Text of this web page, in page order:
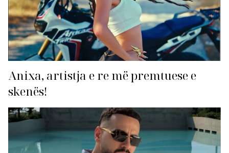
Anixa, artistja e re më premtuese e
skenës!